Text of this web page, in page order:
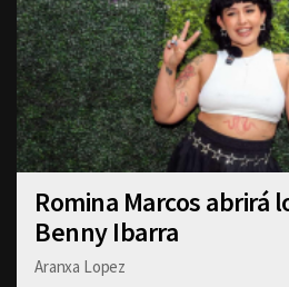
Romina Marcos abrirá
Benny Ibarra
Aranxa Lopez